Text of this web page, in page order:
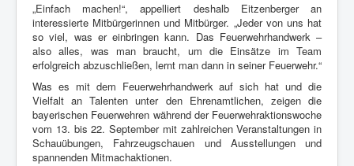
„Einfach machen!“, appelliert deshalb Eitzenberger an
interessierte Mitbürgerinnen und Mitbürger. „Jeder von uns hat
so viel, was er einbringen kann. Das Feuerwehrhandwerk –
also alles, was man braucht, um die Einsätze im Team
erfolgreich abzuschließen, lernt man dann in seiner Feuerwehr.“
Was es mit dem Feuerwehrhandwerk auf sich hat und die
Vielfalt an Talenten unter den Ehrenamtlichen, zeigen die
bayerischen Feuerwehren während der Feuerwehraktionswoche
vom 13. bis 22. September mit zahlreichen Veranstaltungen in
Schauübungen, Fahrzeugschauen und Ausstellungen und
spannenden Mitmachaktionen.